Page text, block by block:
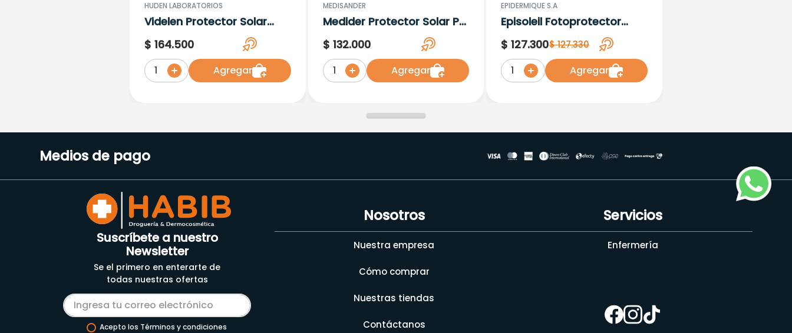
HUDEN LABORATORIOS
Videlen Protector Solar
50+ Spf Dnage X 50 G
$ 164.500
1 Agregar
MEDISANDER
Medider Protector Solar Ph
5.5 Baby Kids Sin Color X
60G
$ 132.000
1 Agregar
EPIDERMIQUE S.A
Episoleil Fotoprotector
Extrem Sensible SPF+50
X60ML
$ 127.300$127.330
1 Agregar
Medios de pago
Suscríbete a nuestro
Newsletter
Se el primero en enterarte de
todas nuestras ofertas
Acepto los Términos y condiciones
Nosotros
Nuestra empresa
Cómo comprar
Nuestras tiendas
Contáctanos
Servicios
Enfermería